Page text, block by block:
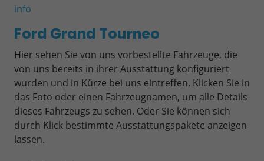
info
Ford Grand Tourneo
Hier sehen Sie von uns vorbestellte Fahrzeuge, die
von uns bereits in ihrer Ausstattung konfiguriert
wurden und in Kürze bei uns eintreffen. Klicken Sie in
das Foto oder einen Fahrzeugnamen, um alle Details
dieses Fahrzeugs zu sehen. Oder Sie können sich
durch Klick bestimmte Ausstattungspakete anzeigen
lassen.